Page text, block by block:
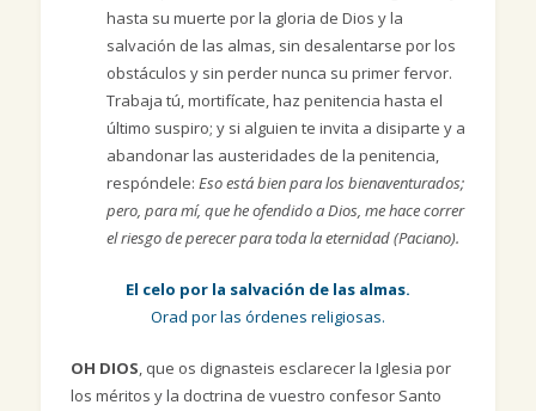
hasta su muerte por la gloria de Dios y la
salvación de las almas, sin desalentarse por los
obstáculos y sin perder nunca su primer fervor.
Trabaja tú, mortifícate, haz penitencia hasta el
último suspiro; y si alguien te invita a disiparte y a
abandonar las austeridades de la penitencia,
respóndele: Eso está bien para los bienaventurados;
pero, para mí, que he ofendido a Dios, me hace correr
el riesgo de perecer para toda la eternidad (Paciano).
El celo por la salvación de las almas.
Orad por las órdenes religiosas.
OH DIOS, que os dignasteis esclarecer la Iglesia por
los méritos y la doctrina de vuestro confesor Santo